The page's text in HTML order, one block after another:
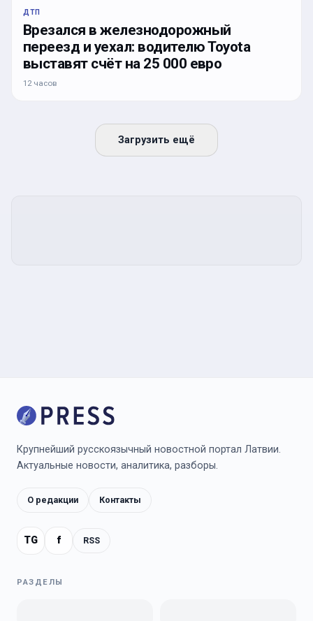
ДТП
Врезался в железнодорожный
переезд и уехал: водителю Toyota
выставят счёт на 25 000 евро
12 часов
Загрузить ещё
Крупнейший русскоязычный новостной портал Латвии.
Актуальные новости, аналитика, разборы.
О редакции Контакты
TG f RSS
РАЗДЕЛЫ